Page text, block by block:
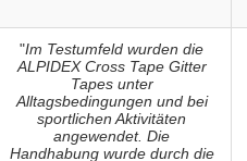
"Im Testumfeld wurden die
ALPIDEX Cross Tape Gitter
Tapes unter
Alltagsbedingungen und bei
sportlichen Aktivitäten
angewendet. Die
Handhabung wurde durch die